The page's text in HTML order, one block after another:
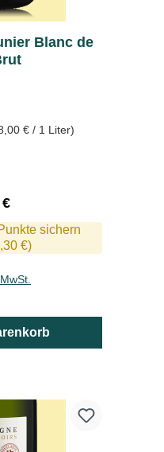
Blanc de
€ / 1 Liter)
Preis:
sichern
€)